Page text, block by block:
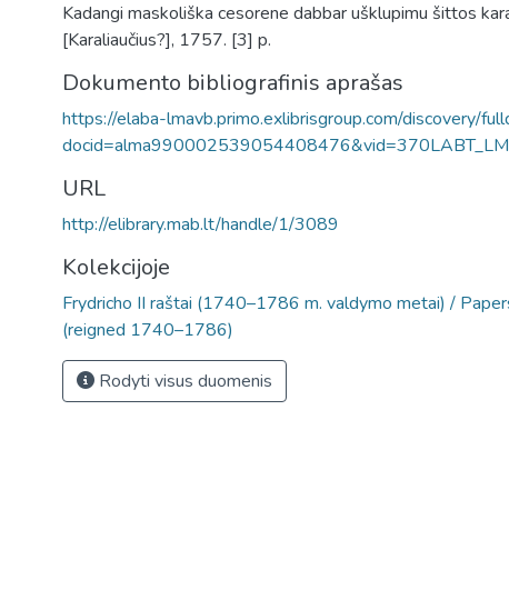
Kadangi maskoliška cesorene dabbar ušklupimu šittos
[Karaliaučius?], 1757. [3] p.
Dokumento bibliografinis aprašas
https://elaba-lmavb.primo.exlibrisgroup.com/discovery/
URL
http://elibrary.mab.lt/handle/1/3089
Kolekcijoje
Frydricho II raštai (1740–1786 m. valdymo metai) /
(reigned 1740–1786)
Rodyti visus duomenis